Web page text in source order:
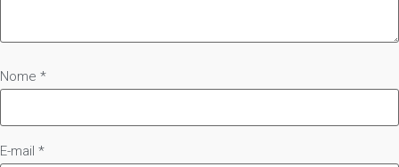
Nome *
E-mail *